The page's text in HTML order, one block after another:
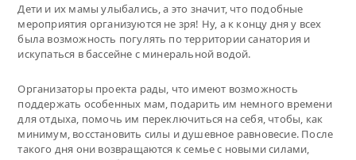
Дети и их мамы улыбались, а это значит, что подобные
мероприятия организуются не зря! Ну, а к концу дня у всех
была возможность погулять по территории санатория и
искупаться в бассейне с минеральной водой.
Организаторы проекта рады, что имеют возможность
поддержать особенных мам, подарить им немного времени
для отдыха, помочь им переключиться на себя, чтобы, как
минимум, восстановить силы и душевное равновесие. После
такого дня они возвращаются к семье с новыми силами,